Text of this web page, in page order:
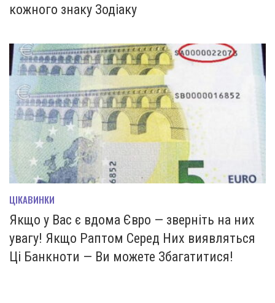
кожного знаку Зодіаку
ЦІКАВИНКИ
Якщо у Вас є вдома Євро — зверніть на них
увагу! Якщо Раптом Серед Них виявляться
Ці Банкноти — Ви можете Збагатитися!